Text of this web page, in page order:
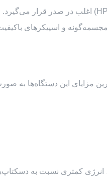
انرژی کمتری نسبت به